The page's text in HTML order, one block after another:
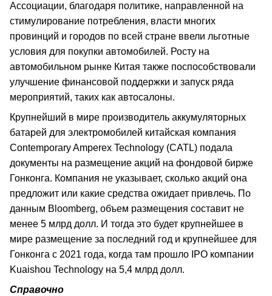
Ассоциации, благодаря политике, направленной на
стимулирование потребления, власти многих
провинций и городов по всей стране ввели льготные
условия для покупки автомобилей. Росту на
автомобильном рынке Китая также поспособствовали
улучшение финансовой поддержки и запуск ряда
мероприятий, таких как автосалоны.
Крупнейший в мире производитель аккумуляторных
батарей для электромобилей китайская компания
Contemporary Amperex Technology (CATL) подала
документы на размещение акций на фондовой бирже
Гонконга. Компания не указывает, сколько акций она
предложит или какие средства ожидает привлечь. По
данным Bloomberg, объем размещения составит не
менее 5 млрд долл. И тогда это будет крупнейшее в
мире размещение за последний год и крупнейшее для
Гонконга с 2021 года, когда там прошло IPO компании
Kuaishou Technology на 5,4 млрд долл.
Справочно